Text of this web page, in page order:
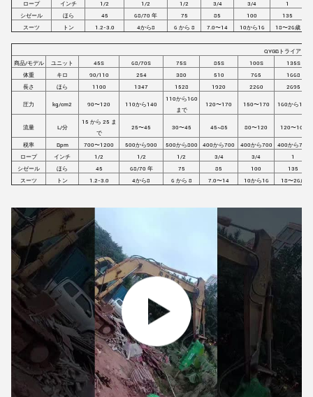
ロープ
インチ 1/2 1/2 1/2 3/4 3/4
1
シゼール
ほら 45 68/70 年 75 85 100
135
スーツ
トン 1.2-3.0 4から8 6 から 8 7.0〜14 10から16 18〜26歳
QYGB トライアン
商品/モデル
ユニット 45S 68/70S 75S 85S 100S
135S
体重
キロ 90/110 254 380 510 765
1668
長さ
ほら 1100 1347 1528 1920 2260 2695
圧力 kg/cm2 90〜120 110から140
110から160
まで
120〜170 150〜170 160から180
流量 L/分
15 から 25 ま
で
25〜45 30〜45 45~85 80〜120 120〜160
税率 Bpm 700〜1200 500から900 500から800 400から700 400から700
400から700
ロープ
インチ 1/2 1/2 1/2 3/4 3/4
1
シゼール
ほら 45 68/70 年 75 85 100
135
スーツ
トン 1.2-3.0 4から8 6 から 8 7.0〜14 10から16 18〜26歳